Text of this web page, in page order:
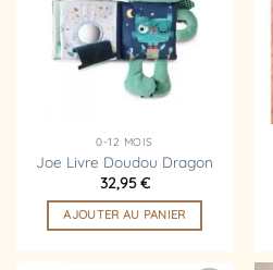
d’envies
0-12 MOIS
Joe Livre Doudou Dragon
32,95€
AJOUTER AU PANIER